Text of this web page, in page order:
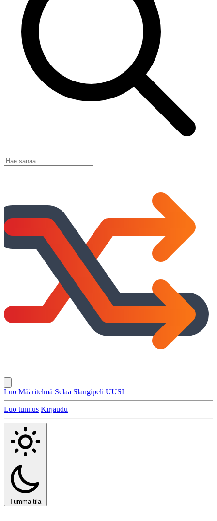
Luo Määritelmä Selaa Slangipeli UUSI
Luo tunnus Kirjaudu
Tumma tila